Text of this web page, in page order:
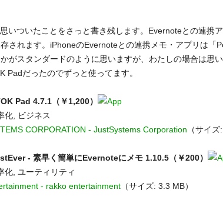
いついたことをさっと書き残します。Evernoteとの連携
されます。iPhoneのEvernoteとの連携メモ・アプリは「
かがスタンダードのように思いますが、わたしの場合は思
Padだったのでずっと使ってます。
Pad 4.7.1（￥1,200）
化, ビジネス
CORPORATION - JustSystems Corporation （サイズ
- 素早く簡単にEvernoteにメモ 1.10.5（￥200）
化, ユーティリティ
- rakko entertainment （サイズ: 3.3 MB）